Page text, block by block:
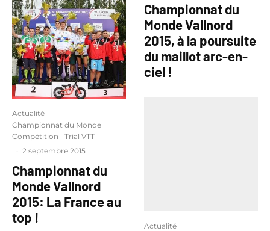
Actualité
Championnat du Monde
Compétition
Trial VTT
· 2 septembre 2015
Championnat du
Monde Vallnord
2015: La France au
top !
Championnat du
Monde Vallnord
2015, à la poursuite
du maillot arc-en-
ciel !
Actualité